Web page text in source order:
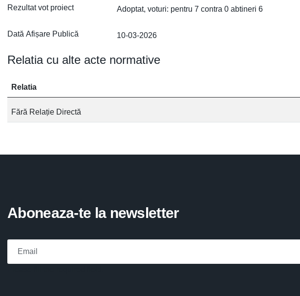
Rezultat vot proiect Adoptat, voturi: pentru 7 contra 0 abtineri 6
Dată Afișare Publică 10-03-2026
Relatia cu alte acte normative
Relatia
Fără Relație Directă
Aboneaza-te la newsletter